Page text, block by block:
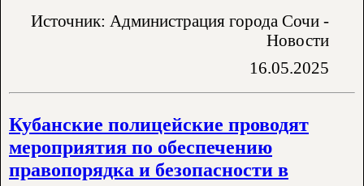
Источник: Администрация города Сочи -
Новости
16.05.2025
Кубанские полицейские проводят
мероприятия по обеспечению
правопорядка и безопасности в